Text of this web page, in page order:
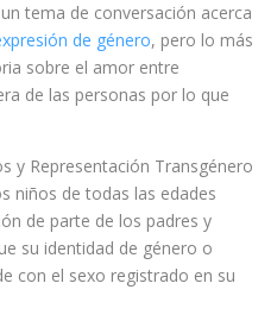
tema de conversación acerca
de género, pero lo más
sobre el amor entre
de las personas por lo que
y Representación Transgénero
niños de todas las edades
de parte de los padres y
su identidad de género o
con el sexo registrado en su